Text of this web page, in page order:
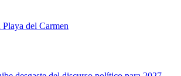
del Carmen